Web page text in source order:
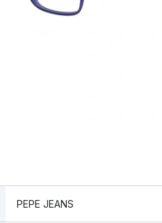
PEPE JEANS